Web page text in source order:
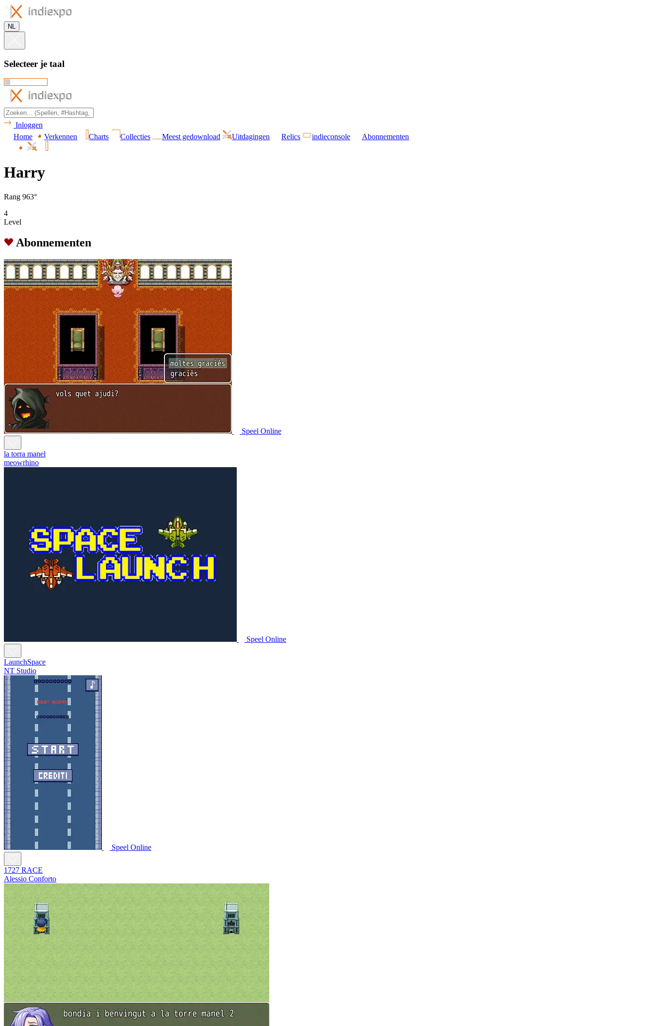
NL
Selecteer je taal
Inloggen
Home
Verkennen Charts Collecties Meest gedownload Uitdagingen Relics indieconsole Abonnementen
Harry
Rang 963°
4
Level
Abonnementen
Speel Online
la torra manel
meowrhino
Speel Online
LaunchSpace
NT Studio
Speel Online
1727 RACE
Alessio Conforto